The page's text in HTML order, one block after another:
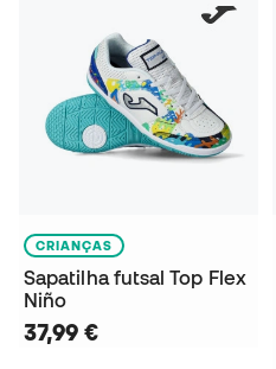
CRIANÇAS
Sapatilha futsal Top Flex
Niño
37,99 €